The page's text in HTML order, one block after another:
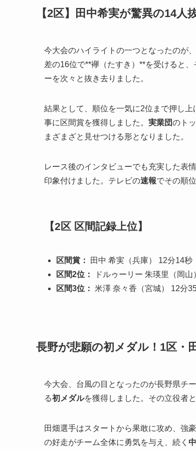
【2区】田中希実が驚異の14人
今大会のハイライトの一つとなったのが
差の16位で**襷（たすき）**を受けると
ーを次々と抜き去りました。
結果として、順位を一気に2位まで押し上
事に区間賞を獲得しました。 実業団のト
まざまざと見せつける形となりました。
レース後のインタビューでも充実した表
印象付けました。テレビの速報でその順
【2区 区間記録上位】
区間賞：
田中 希実（兵庫） 12分14秒
区間2位：
ドルゥーリー 朱瑛里（岡
区間3位： 米澤 奈々香（宮城） 12分
長野が悲願の初メダル！1区・
今大会、台風の目となったのが長野県チ
る初メダルを獲得しました。その立役者
田畑選手はスタートから果敢に攻め、強
の好走がチーム全体に勇気を与え、続く